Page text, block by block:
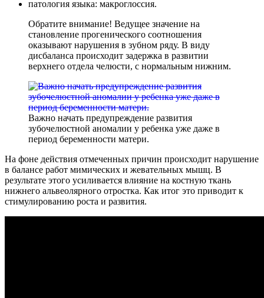
патология языка: макроглоссия.
Обратите внимание! Ведущее значение на
становление прогенического соотношения
оказывают нарушения в зубном ряду. В виду
дисбаланса происходит задержка в развитии
верхнего отдела челюсти, с нормальным нижним.
Важно начать предупреждение развития
зубочелюстной аномалии у ребенка уже даже в
период беременности матери.
На фоне действия отмеченных причин происходит нарушение
в балансе работ мимических и жевательных мышц. В
результате этого усиливается влияние на костную ткань
нижнего альвеолярного отростка. Как итог это приводит к
стимулированию роста и развития.